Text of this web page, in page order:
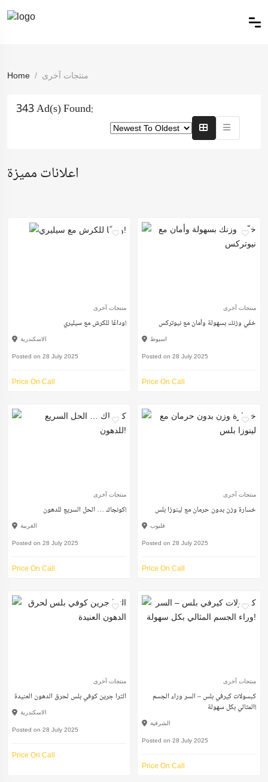
Home منتجات آخرى
343 Ad(s) Found:
اعلانات مميزة
منتجات آخرى
وداعًا للكرش مع سيليري!
الاسكندرية
Posted on 28 July 2025
Price On Call
منتجات آخرى
خفّي وزنك بسهولة وأمان مع نيوتركس
اسيوط
Posted on 28 July 2025
Price On Call
منتجات آخرى
كونجاك … الحل السريع للدهون!
الغربية
Posted on 28 July 2025
Price On Call
منتجات آخرى
خسارة وزن بدون حرمان مع لينوزا بلس
قليوب
Posted on 28 July 2025
Price On Call
منتجات آخرى
الترا جرين كوفي بلس لحرق الدهون العنيدة
الاسكندرية
Posted on 28 July 2025
Price On Call
منتجات آخرى
كبسولات كيرفي بلس – السر وراء الجسم
المثالي بكل سهولة!
الشرقية
Posted on 28 July 2025
Price On Call